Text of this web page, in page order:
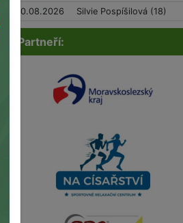
20.08.2026
Silvie Pospíšilová (18)
Partneří: